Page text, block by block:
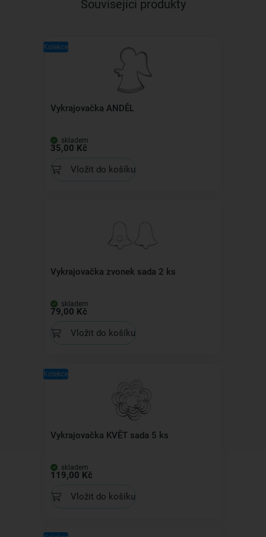
Související produkty
Kolekce
Vykrajovačka ANDĚL
skladem
35,00 Kč
Vložit do košíku
Vykrajovačka zvonek sada 2 ks
skladem
79,00 Kč
Vložit do košíku
Kolekce
Vykrajovačka KVĚT sada 5 ks
skladem
119,00 Kč
Vložit do košíku